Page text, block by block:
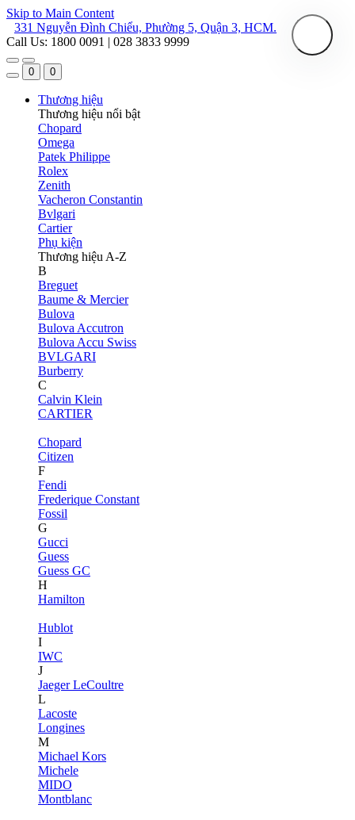
Skip to Main Content
331 Nguyễn Đình Chiểu, Phường 5, Quận 3, HCM.
Call Us: 1800 0091 | 028 3833 9999
0 0
Thương hiệu
Thương hiệu nổi bật
Chopard
Omega
Patek Philippe
Rolex
Zenith
Vacheron Constantin
Bvlgari
Cartier
Phụ kiện
Thương hiệu A-Z
B
Breguet
Baume & Mercier
Bulova
Bulova Accutron
Bulova Accu Swiss
BVLGARI
Burberry
C
Calvin Klein
CARTIER
Chopard
Citizen
F
Fendi
Frederique Constant
Fossil
G
Gucci
Guess
Guess GC
H
Hamilton
Hublot
I
IWC
J
Jaeger LeCoultre
L
Lacoste
Longines
M
Michael Kors
Michele
MIDO
Montblanc